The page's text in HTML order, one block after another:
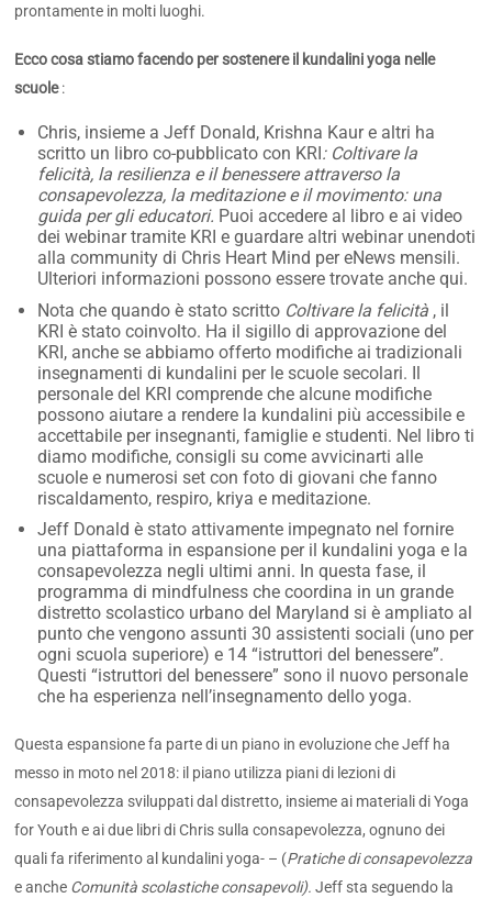
prontamente in molti luoghi.
Ecco cosa stiamo facendo per sostenere il kundalini yoga nelle
scuole:
Chris, insieme a Jeff Donald, Krishna Kaur e altri ha
scritto un libro co-pubblicato con KRI: Coltivare la
felicità, la resilienza e il benessere attraverso la
consapevolezza, la meditazione e il movimento: una
guida per gli educatori. Puoi accedere al libro e ai video
dei webinar tramite KRI e guardare altri webinar unendoti
alla community di Chris Heart Mind per eNews mensili.
Ulteriori informazioni possono essere trovate anche qui.
Nota che quando è stato scritto Coltivare la felicità , il
KRI è stato coinvolto. Ha il sigillo di approvazione del
KRI, anche se abbiamo offerto modifiche ai tradizionali
insegnamenti di kundalini per le scuole secolari. Il
personale del KRI comprende che alcune modifiche
possono aiutare a rendere la kundalini più accessibile e
accettabile per insegnanti, famiglie e studenti. Nel libro ti
diamo modifiche, consigli su come avvicinarti alle
scuole e numerosi set con foto di giovani che fanno
riscaldamento, respiro, kriya e meditazione.
Jeff Donald è stato attivamente impegnato nel fornire
una piattaforma in espansione per il kundalini yoga e la
consapevolezza negli ultimi anni. In questa fase, il
programma di mindfulness che coordina in un grande
distretto scolastico urbano del Maryland si è ampliato al
punto che vengono assunti 30 assistenti sociali (uno per
ogni scuola superiore) e 14 “istruttori del benessere”.
Questi “istruttori del benessere” sono il nuovo personale
che ha esperienza nell’insegnamento dello yoga.
Questa espansione fa parte di un piano in evoluzione che Jeff ha
messo in moto nel 2018: il piano utilizza piani di lezioni di
consapevolezza sviluppati dal distretto, insieme ai materiali di Yoga
for Youth e ai due libri di Chris sulla consapevolezza, ognuno dei
quali fa riferimento al kundalini yoga- – (Pratiche di consapevolezza
e anche Comunità scolastiche consapevoli).Jeff sta seguendo la